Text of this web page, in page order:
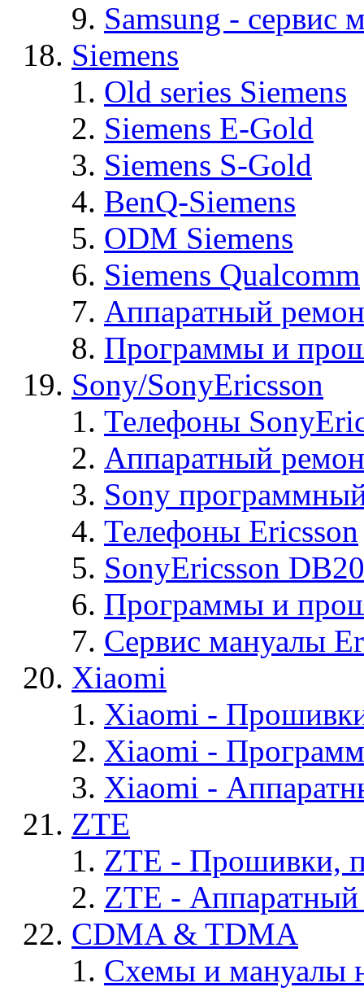
Samsung - cервис
Siemens
Old series Siemens
Siemens E-Gold
Siemens S-Gold
BenQ-Siemens
ODM Siemens
Siemens Qualcomm
Аппаратный
Программы и
Sony/SonyEricsson
Телефоны
Аппаратный
Sony
Телефоны Ericsson
SonyEricsson
Программы и
Сервис мануалы
Xiaomi
Xiaomi -
Xiaomi -
Xiaomi -
ZTE
ZTE - Прошивки,
ZTE -
CDMA & TDMA
Схемы и мануалы